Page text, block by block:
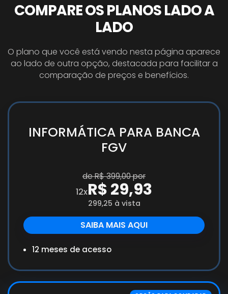
COMPARE OS PLANOS LADO A
LADO
O plano que você está vendo nesta página aparece
ao lado de outra opção, destacada para facilitar a
comparação de preços e benefícios.
INFORMÁTICA PARA BANCA
FGV
de R$ 399,00 por
12xR$ 29,93
299,25 à vista
SAIBA MAIS AQUI
12 meses de acesso